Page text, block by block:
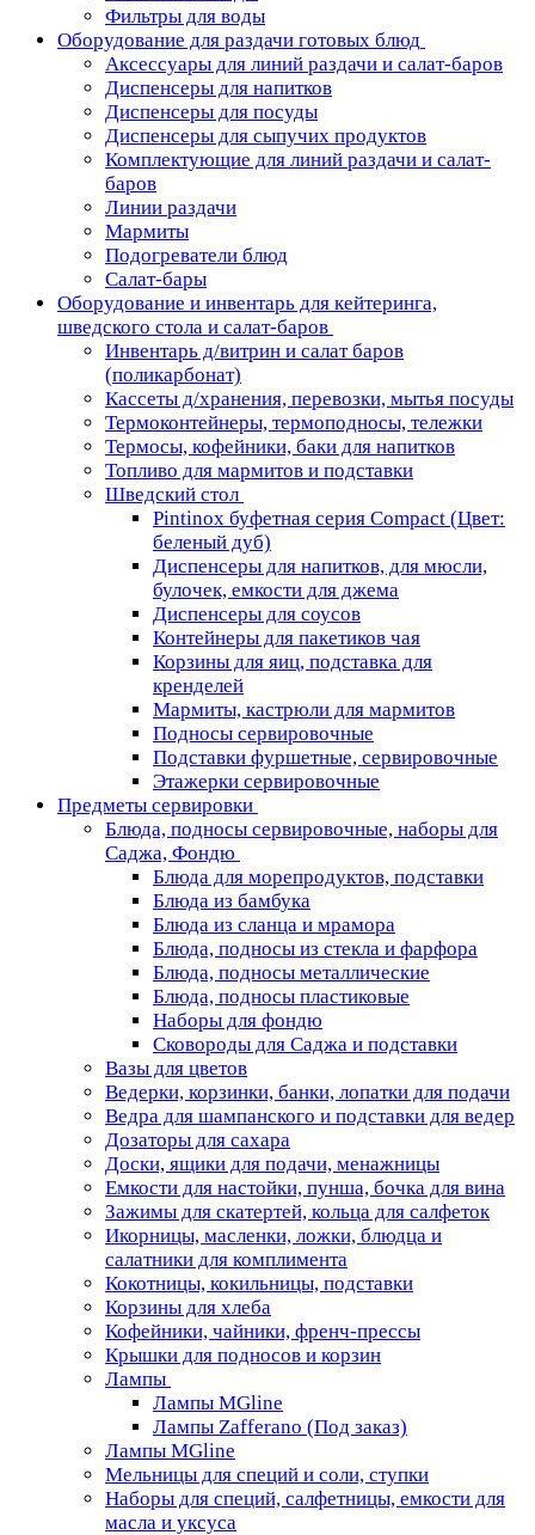
Фильтры для воды
Оборудование для раздачи готовых блюд
Аксессуары для линий раздачи и салат-баров
Диспенсеры для напитков
Диспенсеры для посуды
Диспенсеры для сыпучих продуктов
Комплектующие для линий раздачи и салат-
баров
Линии раздачи
Мармиты
Подогреватели блюд
Салат-бары
Оборудование и инвентарь для кейтеринга,
шведского стола и салат-баров
Инвентарь д/витрин и салат баров
(поликарбонат)
Кассеты д/хранения, перевозки, мытья посуды
Термоконтейнеры, термоподносы, тележки
Термосы, кофейники, баки для напитков
Топливо для мармитов и подставки
Шведский стол
Pintinox буфетная серия Compact (Цвет:
беленый дуб)
Диспенсеры для напитков, для мюсли,
булочек, емкости для джема
Диспенсеры для соусов
Контейнеры для пакетиков чая
Корзины для яиц, подставка для
кренделей
Мармиты, кастрюли для мармитов
Подносы сервировочные
Подставки фуршетные, сервировочные
Этажерки сервировочные
Предметы сервировки
Блюда, подносы сервировочные, наборы для
Саджа, Фондю
Блюда для морепродуктов, подставки
Блюда из бамбука
Блюда из сланца и мрамора
Блюда, подносы из стекла и фарфора
Блюда, подносы металлические
Блюда, подносы пластиковые
Наборы для фондю
Сковороды для Саджа и подставки
Вазы для цветов
Ведерки, корзинки, банки, лопатки для подачи
Ведра для шампанского и подставки для ведер
Дозаторы для сахара
Доски, ящики для подачи, менажницы
Емкости для настойки, пунша, бочка для вина
Зажимы для скатертей, кольца для салфеток
Икорницы, масленки, ложки, блюдца и
салатники для комплимента
Кокотницы, кокильницы, подставки
Корзины для хлеба
Кофейники, чайники, френч-прессы
Крышки для подносов и корзин
Лампы
Лампы MGline
Лампы Zafferano (Под заказ)
Лампы MGline
Мельницы для специй и соли, ступки
Наборы для специй, салфетницы, емкости для
масла и уксуса